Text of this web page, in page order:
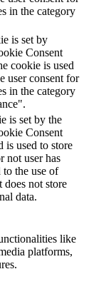
in the category
is set by
Consent
cookie is used
user consent for
in the category
is set by the
Consent
is used to store
not user has
to the use of
does not store
data.
like
platforms,